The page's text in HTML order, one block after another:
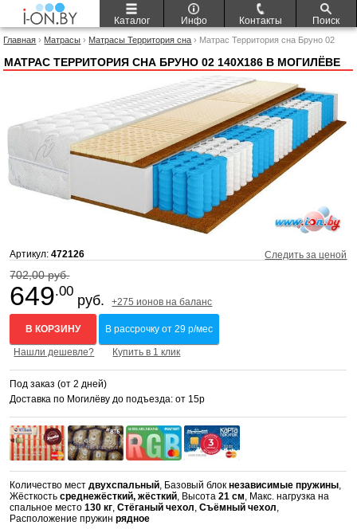
Каталог Инфо Контакты Поиск
Главная › Матрасы › Матрасы Территория сна › Матрас Территория сна Бруно 02
МАТРАС ТЕРРИТОРИЯ СНА БРУНО 02 140X186 В МОГИЛЁВЕ
Артикул:472126 Следить за ценой
702,00 руб.
649.00
руб. +275 ионов на баланс
В КОРЗИНУ В рассрочку от 29 р/мес
Нашли дешевле? Купить в 1 клик
Под заказ (от 2 дней)
Доставка по Могилёву до подъезда: от 15р
Количество местдвухспальный, Базовый блокнезависимые пружины,
Жёсткостьсреднежёсткий, жёсткий, Высота21 см, Макс. нагрузка на
спальное место130 кг,Стёганый чехол,Съёмный чехол,
Расположение пружинрядное